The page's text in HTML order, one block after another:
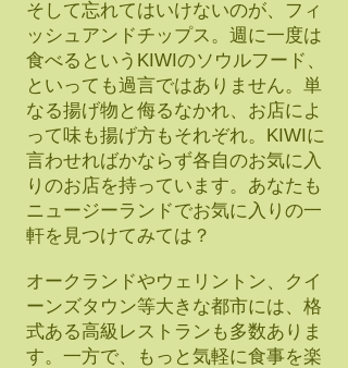
そして忘れてはいけないのが、フィ
ッシュアンドチップス。週に一度は
食べるというKIWIのソウルフード、
といっても過言ではありません。単
なる揚げ物と侮るなかれ、お店によ
って味も揚げ方もそれぞれ。KIWIに
言わせればかならず各自のお気に入
りのお店を持っています。あなたも
ニュージーランドでお気に入りの一
軒を見つけてみては？
オークランドやウェリントン、クイ
ーンズタウン等大きな都市には、格
式ある高級レストランも多数ありま
す。一方で、もっと気軽に食事を楽